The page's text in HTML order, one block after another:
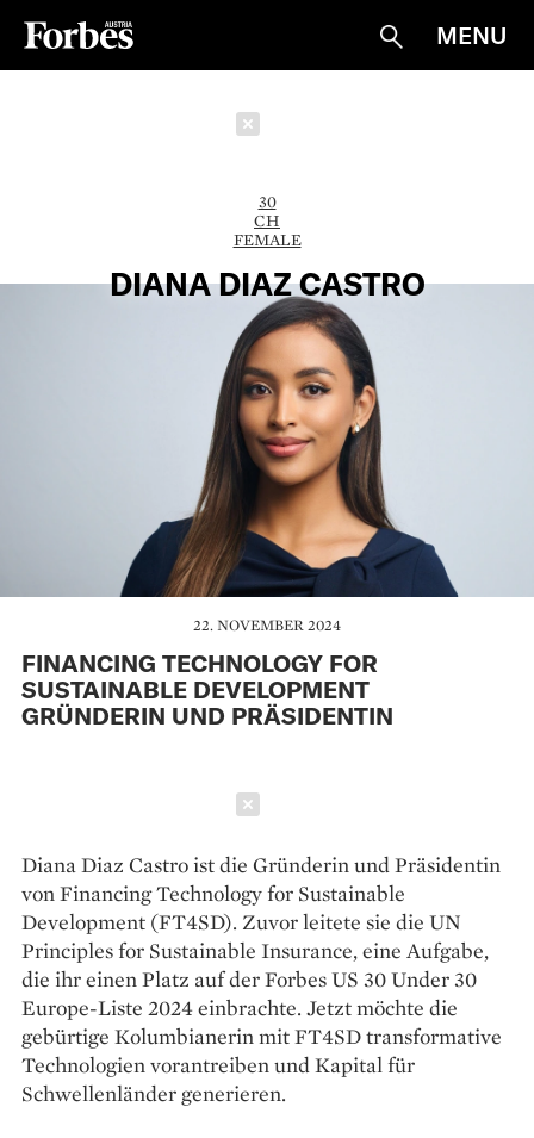
Suche
MENU
30
CH
FEMALE
DIANA DIAZ CASTRO
22. NOVEMBER 2024
FINANCING TECHNOLOGY FOR
SUSTAINABLE DEVELOPMENT
GRÜNDERIN UND PRÄSIDENTIN
Diana Diaz Castro ist die Gründerin und Präsidentin
von Financing Technology for Sustainable
Development (FT4SD). Zuvor leitete sie die UN
Principles for Sustainable Insurance, eine Aufgabe,
die ihr einen Platz auf der Forbes US 30 Under 30
Europe-Liste 2024 einbrachte. Jetzt möchte die
gebürtige Kolumbianerin mit FT4SD transformative
Technologien vorantreiben und Kapital für
Schwellenländer generieren.